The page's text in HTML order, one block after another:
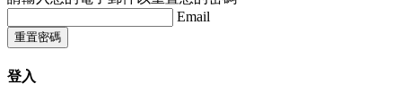
Email
重置密碼
登入